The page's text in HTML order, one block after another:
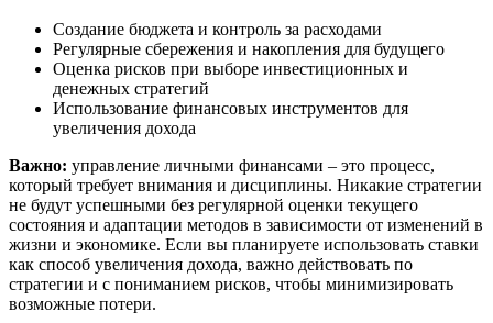
Создание бюджета и контроль за расходами
Регулярные сбережения и накопления для будущего
Оценка рисков при выборе инвестиционных и
денежных стратегий
Использование финансовых инструментов для
увеличения дохода
Важно: управление личными финансами – это процесс,
который требует внимания и дисциплины. Никакие стратегии
не будут успешными без регулярной оценки текущего
состояния и адаптации методов в зависимости от изменений в
жизни и экономике. Если вы планируете использовать ставки
как способ увеличения дохода, важно действовать по
стратегии и с пониманием рисков, чтобы минимизировать
возможные потери.